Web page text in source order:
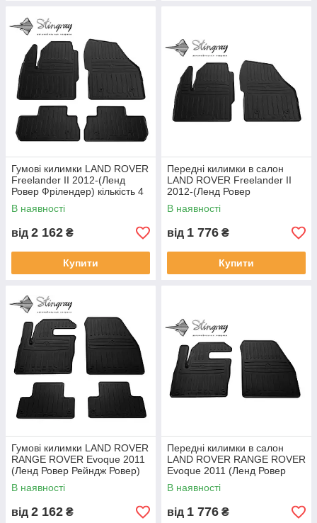
Гумові килимки LAND ROVER
Freelander II 2012-(Ленд
Ровер Фрілендер) кількість 4
штуки
В наявності
від 2 162 ₴
Купити
Передні килимки в салон
LAND ROVER Freelander II
2012-(Ленд Ровер
Фрілендер) кількість 2 штуки
В наявності
від 1 776 ₴
Купити
Гумові килимки LAND ROVER
RANGE ROVER Evoque 2011
(Ленд Ровер Рейндж Ровер)
кількість 4 штуки
В наявності
від 2 162 ₴
Передні килимки в салон
LAND ROVER RANGE ROVER
Evoque 2011 (Ленд Ровер
Рейндж Ровер) кількість 2
штуки
В наявності
від 1 776 ₴